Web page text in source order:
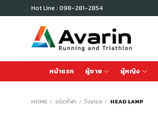
to
Hot Line : 098-281-2854
หน้าแรก ผู้ชาย ผู้หญิง
HOME / ชนิดกีฬา / วิ่งเทรล / HEAD LAMP